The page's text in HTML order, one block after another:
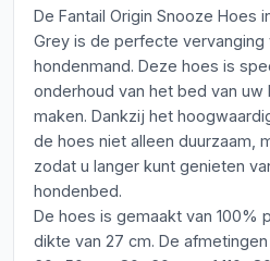
De Fantail Origin Snooze Hoes
Grey is de perfecte vervanging
hondenmand. Deze hoes is
onderhoud van het bed van
maken. Dankzij het
de hoes niet alleen duurzaam,
zodat u langer kunt genieten
hondenbed.
De hoes is gemaakt van 100%
dikte van 27 cm. De